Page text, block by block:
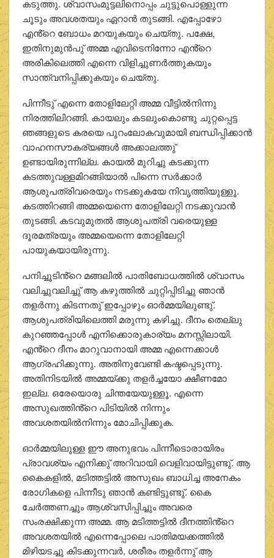
കടുത്തു. ശ്വാസംമുട്ടലിനൊപ്പം ചുട്ടുപൊള്ളുന്ന
ചൂടും അവശതയും ഏറാന്‍ തുടങ്ങി. എപ്പോഴോ
എൻ്റെ ബോധം മറയുകയും ചെയ്തു. പക്ഷേ,
ഇതിനുമുന്‍പു് അമ്മ എവിടെനിന്നോ എൻ്റെ
അരികിലെത്തി എന്നെ വിളിച്ചുണര്‍ത്തുകയും
സാന്ത്വനിപ്പിക്കുകയും ചെയ്തു.
പിന്നീടു് എന്നെ തോളിലേറ്റി അമ്മ വീട്ടില്‍നിന്നു
നിരത്തിലിറങ്ങി. കായലും കടലുംകൊണ്ടു ചുറ്റപ്പെട്ട
ഞങ്ങളുടെ കരയെ പുറംലോകവുമായി ബന്ധിപ്പിക്കാന്‍
വാഹനസൗകര്യങ്ങള്‍ അക്കാലത്തു്
ഉണ്ടായിരുന്നില്ല. കായല്‍ മുറിച്ചു കടക്കുന്ന
കടത്തുവള്ളമിറങ്ങിയാല്‍ പിന്നെ സര്‍ക്കാര്‍
ആശുപത്രിവരെയും നടക്കുകയേ നിവൃത്തിയുള്ളൂ.
കടത്തിറങ്ങി അമ്മയെന്നെ തോളിലേറ്റി നടക്കുവാന്‍
തുടങ്ങി. കടവുമുതല്‍ ആശുപത്രി വരെയുള്ള
ദൂരമത്രയും അമ്മയെന്നെ തോളിലേറ്റി
പായുകയായിരുന്നു.
പനിച്ചൂടിൻ്റെ മങ്ങലില്‍ പാതിബോധത്തില്‍ ശ്വാസം
വലിച്ചുവലിച്ചു് ആ കഴുത്തില്‍ ചുറ്റിപ്പിടിച്ചു ഞാന്‍
തളര്‍ന്നു കിടന്നതു് ഇപ്പോഴും ഓര്‍മ്മയിലുണ്ടു്.
ആശുപത്രിയിലെത്തി മരുന്നു കഴിച്ചു. ദീനം തെല്ലു
കുറഞ്ഞപ്പോള്‍ എനിക്കൊരുകാര്യം മനസ്സിലായി.
എൻ്റെ ദീനം മാറുവാനായി അമ്മ എന്നെക്കാള്‍
ആഗ്രഹിക്കുന്നു. അതിനുവേണ്ടി കഷ്ടപ്പെടുന്നു.
അതിനിടയില്‍ അമ്മയ്ക്കു തളര്‍ച്ചയോ ക്ഷീണമോ
ഇല്ല. ഒരേയൊരു ചിന്തയേയുള്ളൂ. എന്നെ
അസുഖത്തിൻ്റെ പിടിയില്‍ നിന്നും
അവശതയില്‍നിന്നും മോചിപ്പിക്കുക.
ഓര്‍മ്മയിലുള്ള ഈ അനുഭവം പിന്നീടൊരായിരം
പ്രാവശ്യം എനിക്കു് അറിവായി വെളിവായിട്ടുണ്ടു്. ആ
കൈകളില്‍, മടിത്തട്ടില്‍ അസുഖം ബാധിച്ച അനേകം
രോഗികളെ പിന്നീടു ഞാന്‍ കണ്ടിട്ടുണ്ടു്. കൈ
ചേര്‍ത്തണച്ചും ആശ്വസിപ്പിച്ചും അവരെ
സംരക്ഷിക്കുന്ന അമ്മ. ആ മടിത്തട്ടില്‍ ദീനത്തിൻ്റെ
അവശതയില്‍ എന്നെപ്പോലെ പാതിമയക്കത്തില്‍
മിഴിയടച്ചു കിടക്കുന്നവര്‍, ശരീരം തളര്‍ന്നു് ആ